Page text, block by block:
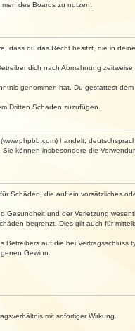
des Boards zu nutzen.
dass du das Recht besitzt, die in
dich nach Abmahnung
genommen hat. Du gestattest dem
Dritten Schaden zuzufügen.
handelt;
können insbesondere die
Schäden, die auf ein vorsätzliches
und der Verletzung
begrenzt. Dies gilt auch für
auf die bei Vertragsschluss
Gewinn.
mit sofortiger Wirkung.